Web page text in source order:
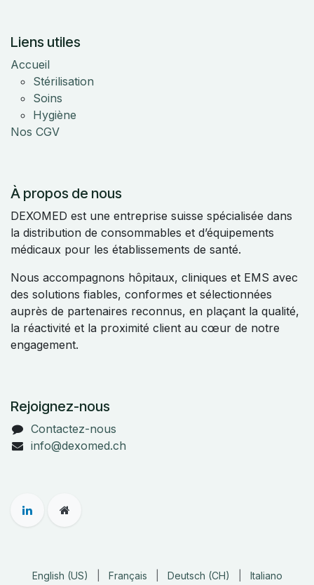
Liens utiles
Accueil
Stérilisation
Soins
Hygiène
Nos CGV
À propos de nous
DEXOMED est une entreprise suisse spécialisée dans
la distribution de consommables et d’équipements
médicaux pour les établissements de santé.
Nous accompagnons hôpitaux, cliniques et EMS avec
des solutions fiables, conformes et sélectionnées
auprès de partenaires reconnus, en plaçant la qualité,
la réactivité et la proximité client au cœur de notre
engagement.
Rejoignez-nous
Contactez-nous
info@dexomed.ch
English (US) Français Deutsch (CH) Italiano